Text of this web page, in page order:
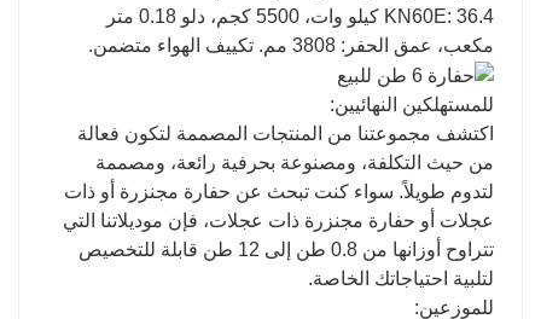
KN60E: 36.4 كيلو وات، 5500 كجم، دلو 0.18 متر
مكعب، عمق الحفر: 3808 مم. تكييف الهواء متضمن.
للمستهلكين النهائيين:
اكتشف مجموعتنا من المنتجات المصممة لتكون فعالة
من حيث التكلفة، ومصنوعة بحرفية رائعة، ومصممة
لتدوم طويلاً. سواء كنت تبحث عن حفارة مجنزرة أو ذات
عجلات أو حفارة مجنزرة ذات عجلات، فإن موديلاتنا التي
تتراوح أوزانها من 0.8 طن إلى 12 طن قابلة للتخصيص
لتلبية احتياجاتك الخاصة.
للموزعين: